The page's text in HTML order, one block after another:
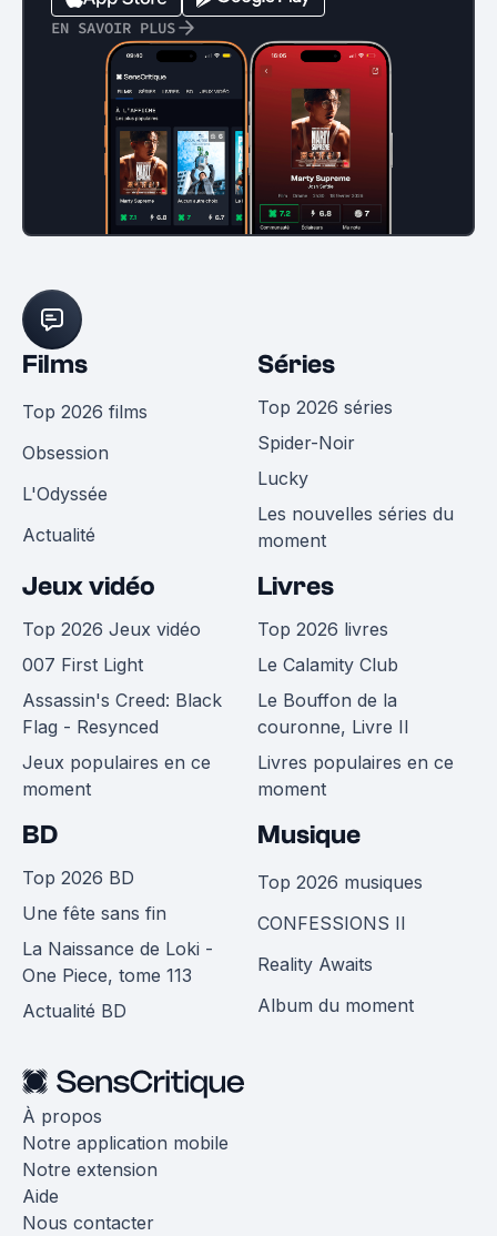
EN SAVOIR PLUS
Films
Top 2026 films
Obsession
L'Odyssée
Actualité
Séries
Top 2026 séries
Spider-Noir
Lucky
Les nouvelles séries du
moment
Jeux vidéo
Top 2026 Jeux vidéo
007 First Light
Assassin's Creed: Black
Flag - Resynced
Jeux populaires en ce
moment
Livres
Top 2026 livres
Le Calamity Club
Le Bouffon de la
couronne, Livre II
Livres populaires en ce
moment
BD
Top 2026 BD
Une fête sans fin
La Naissance de Loki -
One Piece, tome 113
Actualité BD
Musique
Top 2026 musiques
CONFESSIONS II
Reality Awaits
Album du moment
À propos
Notre application mobile
Notre extension
Aide
Nous contacter